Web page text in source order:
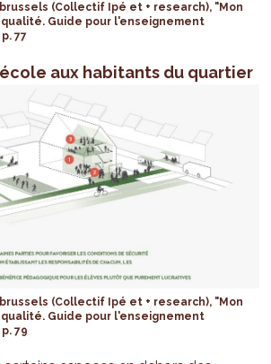
(Collectif Ipé et + research), "Mon
Guide pour l'enseignement
77
aux habitants du quartier
(Collectif Ipé et + research), "Mon
Guide pour l'enseignement
79